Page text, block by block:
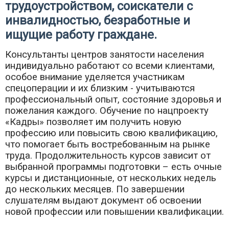
трудоустройством, соискатели с
инвалидностью, безработные и
ищущие работу граждане.
Консультанты центров занятости населения
индивидуально работают со всеми клиентами,
особое внимание уделяется участникам
спецоперации и их близким - учитываются
профессиональный опыт, состояние здоровья и
пожелания каждого. Обучение по нацпроекту
«Кадры» позволяет им получить новую
профессию или повысить свою квалификацию,
что помогает быть востребованным на рынке
труда. Продолжительность курсов зависит от
выбранной программы подготовки – есть очные
курсы и дистанционные, от нескольких недель
до нескольких месяцев. По завершении
слушателям выдают документ об освоении
новой профессии или повышении квалификации.